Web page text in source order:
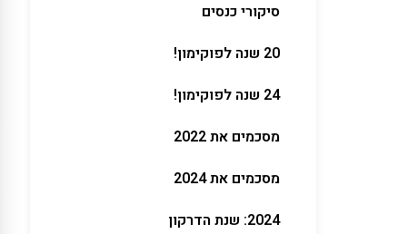
סיקורי כנסים
20 שנה לפוקימון!
24 שנה לפוקימון!
מסכמים את 2022
מסכמים את 2024
2024: שנת הדרקון